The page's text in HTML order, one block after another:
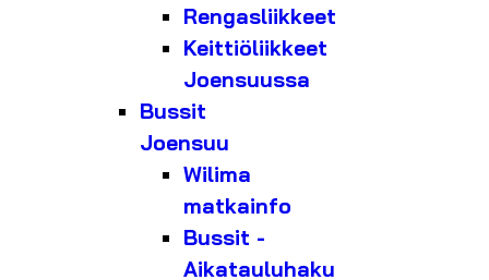
Rengasliikkeet
Keittiöliikkeet
Joensuussa
Bussit
Joensuu
Wilima
matkainfo
Bussit -
Aikatauluhaku